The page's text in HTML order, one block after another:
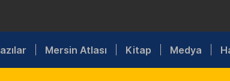
Mersin Atlası Kitap Medya